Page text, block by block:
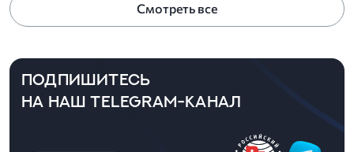
администрацией
Смотреть все
ПОДПИШИТЕСЬ
НА НАШ TELEGRAM-КАНАЛ